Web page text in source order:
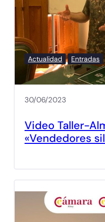
Actualidad Entradas
30/06/2023
Video Taller-
«Vendedores